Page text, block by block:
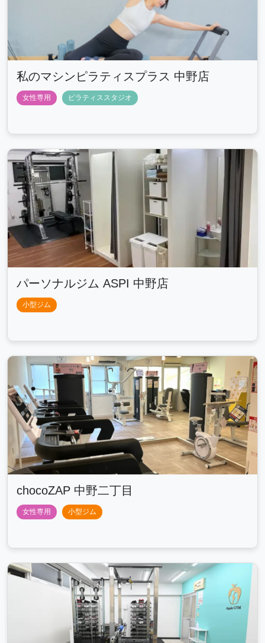
私のマシンピラティスプラス 中野店
女性専用 ピラティススタジオ
パーソナルジム ASPI 中野店
小型ジム
chocoZAP 中野二丁目
女性専用 小型ジム